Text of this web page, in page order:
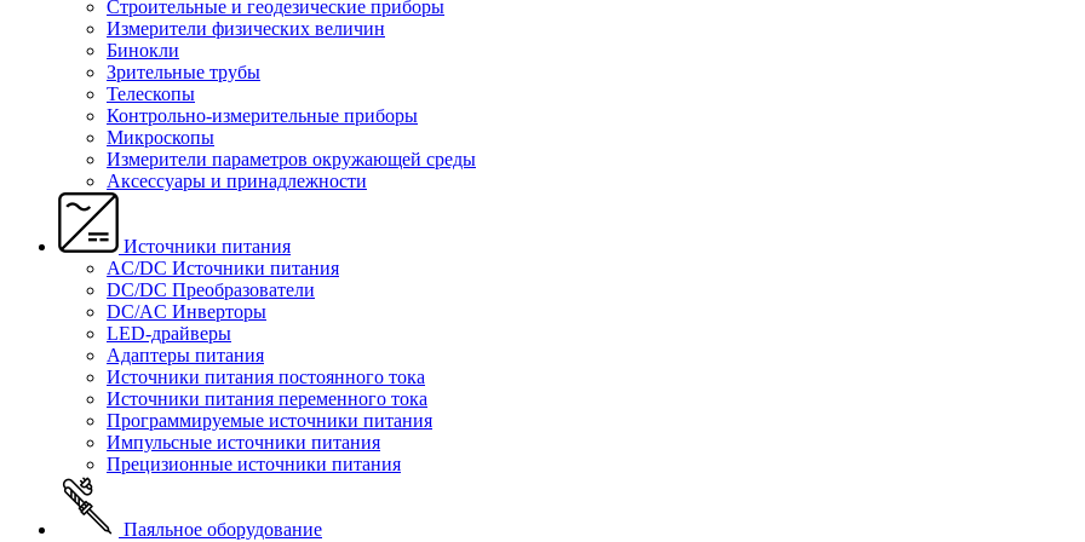
Строительные и геодезические приборы
Измерители физических величин
Бинокли
Зрительные трубы
Телескопы
Контрольно-измерительные приборы
Микроскопы
Измерители параметров окружающей среды
Аксессуары и принадлежности
Источники питания
AC/DC Источники питания
DC/DC Преобразователи
DC/AC Инверторы
LED-драйверы
Адаптеры питания
Источники питания постоянного тока
Источники питания переменного тока
Программируемые источники питания
Импульсные источники питания
Прецизионные источники питания
Паяльное оборудование